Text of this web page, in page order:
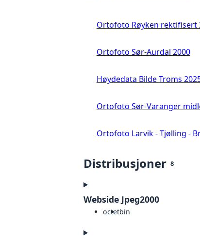
Ortofoto Røyken rektifisert
Ortofoto Sør-Aurdal 2000
Høydedata Bilde Troms
Ortofoto Sør-Varanger
Ortofoto Larvik - Tjølling -
Distribusjoner 8
Webside Jpeg2000
octetbin